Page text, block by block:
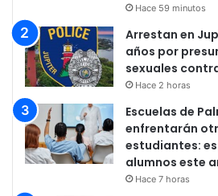
Hace 59 minutos
Arrestan en
años por
sexuales
Hace 2 horas
Escuelas de
enfrentarán
estudiantes:
alumnos este
Hace 7 horas